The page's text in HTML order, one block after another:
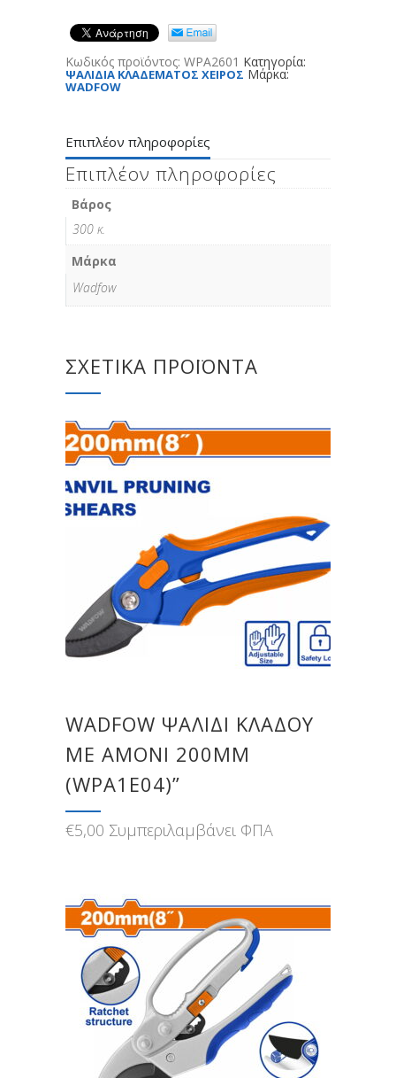
Κωδικός προϊόντος: WPA2601 Κατηγορία:
ΨΑΛΙΔΙΑ ΚΛΑΔΕΜΑΤΟΣ ΧΕΙΡΟΣ Μάρκα:
WADFOW
Επιπλέον πληροφορίες
Επιπλέον πληροφορίες
Βάρος
300 κ.
Μάρκα
Wadfow
ΣΧΕΤΙΚΆ ΠΡΟΪΌΝΤΑ
WADFOW ΨΑΛΙΔΙ ΚΛΑΔΟΥ
ME AMONI 200MM
(WPA1E04)”
€5,00 Συμπεριλαμβάνει ΦΠΑ